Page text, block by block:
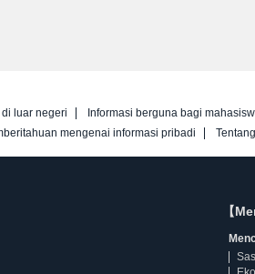
luar negeri Informasi berguna bagi
mengenai informasi pribadi
【